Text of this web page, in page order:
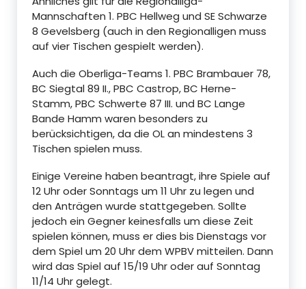
Mannschaften 1. PBC Hellweg und SE Schwarze
8 Gevelsberg (auch in den Regionalligen muss
auf vier Tischen gespielt werden).
Auch die Oberliga-Teams 1. PBC Brambauer 78,
BC Siegtal 89 II., PBC Castrop, BC Herne-
Stamm, PBC Schwerte 87 III. und BC Lange
Bande Hamm waren besonders zu
berücksichtigen, da die OL an mindestens 3
Tischen spielen muss.
Einige Vereine haben beantragt, ihre Spiele auf
12 Uhr oder Sonntags um 11 Uhr zu legen und
den Anträgen wurde stattgegeben. Sollte
jedoch ein Gegner keinesfalls um diese Zeit
spielen können, muss er dies bis Dienstags vor
dem Spiel um 20 Uhr dem WPBV mitteilen. Dann
wird das Spiel auf 15/19 Uhr oder auf Sonntag
11/14 Uhr gelegt.